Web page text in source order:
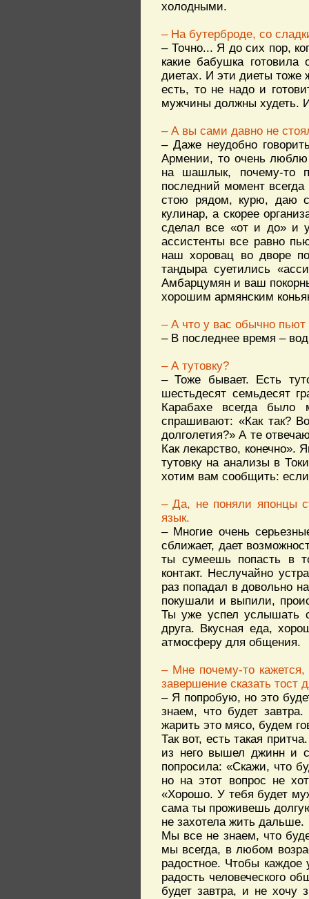
холодными.
– На бутерброде, со
– Точно... Я до сих пор,
какие бабушка
диетах. И эти диеты тоже
есть, то не надо и
мужчины должны худеть.
– А вы сами давно не
– Даже неудобно
Армении, то очень
на шашлык, почему-то
последний момент
стою рядом, курю, даю
кулинар, а скорее
сделал все «от и до» и
ассистенты все равно
наш хоровац во дворе
тандыра суетились
Амбарцумян и ваш
хорошим армянским
– А что у вас обычно
– В последнее время –
– А тутовку?
– Тоже бывает. Есть
шестьдесят семьдесят
Карабахе всегда было
спрашивают: «Как так?
долголетия?» А те
Как лекарство,
тутовку на анализы в
хотим вам сообщить:
– Да, не поняли японцы
язык.
– Многие очень
сближает, дает
ты сумеешь попасть в
контакт. Неслучайно
раз попадал в довольно
покушали и выпили,
Ты уже успел услышать
друга. Вкусная еда,
атмосферу для общения.
– Мне почему-то
завершение сказать тост
– Я попробую, но это
знаем, что будет
жарить это мясо, будем
Так вот, есть такая
из него вышел джинн и
попросила: «Скажи, что
но на этот вопрос не
«Хорошо. У тебя будет
сама ты проживешь
не захотела жить дальше.
Мы все не знаем, что
мы всегда, в любом
радостное. Чтобы каждое
радость человеческого
будет завтра, и не хочу